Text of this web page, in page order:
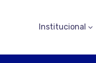
Institucional